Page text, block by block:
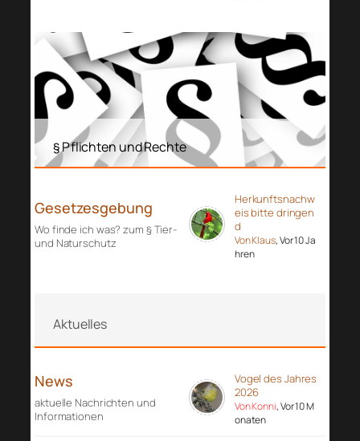
§ Pflichten und Rechte
Gesetzesgebung
Wo finde ich was? zum § Tier-
und Naturschutz
Herkunftsnachw
eis bitte dringen
d
Von Klaus, Vor 10 Ja
hren
Aktuelles
News
aktuelle Nachrichten und
Informationen
Vogel des Jahres
2026
Von Konni, Vor 10 M
onaten